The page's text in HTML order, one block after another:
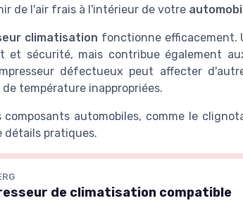
de l'air frais à l'intérieur de votre
climatisation fonctionne efficacement.
sécurité, mais contribue également
défectueux peut affecter
température inappropriées.
automobiles, comme le
détails pratiques.
de climatisation compatible